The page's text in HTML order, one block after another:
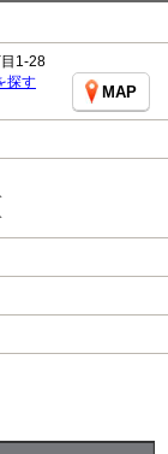
1-28
探す
MAP